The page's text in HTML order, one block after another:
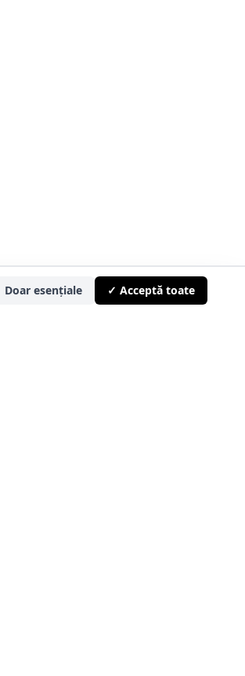
Doar esențiale ✓ Acceptă toate